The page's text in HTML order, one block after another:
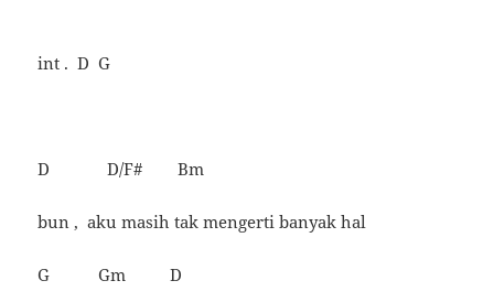
int . D G
D D/F# Bm
bun , aku masih tak mengerti banyak hal
G Gm D